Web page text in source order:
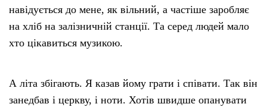
навідується до мене, як вільний, а частіше заробляє
на хліб на залізничній станції. Та серед людей мало
хто цікавиться музикою.
А літа збігають. Я казав йому грати і співати. Так він
занедбав і церкву, і ноти. Хотів швидше опанувати